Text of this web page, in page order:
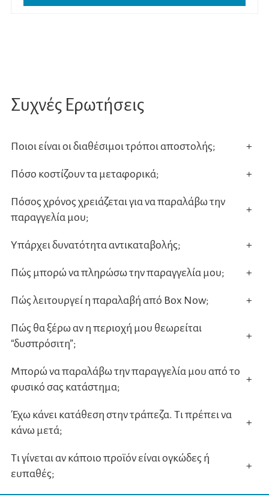
Συχνές Ερωτήσεις
Ποιοι είναι οι διαθέσιμοι τρόποι αποστολής; +
Πόσο κοστίζουν τα μεταφορικά; +
Πόσος χρόνος χρειάζεται για να παραλάβω την
παραγγελία μου;
+
Υπάρχει δυνατότητα αντικαταβολής; +
Πώς μπορώ να πληρώσω την παραγγελία μου; +
Πώς λειτουργεί η παραλαβή από Box Now; +
Πώς θα ξέρω αν η περιοχή μου θεωρείται
“δυσπρόσιτη”;
+
Μπορώ να παραλάβω την παραγγελία μου από το
φυσικό σας κατάστημα;
+
Έχω κάνει κατάθεση στην τράπεζα. Τι πρέπει να
κάνω μετά;
+
Τι γίνεται αν κάποιο προϊόν είναι ογκώδες ή
ευπαθές;
+